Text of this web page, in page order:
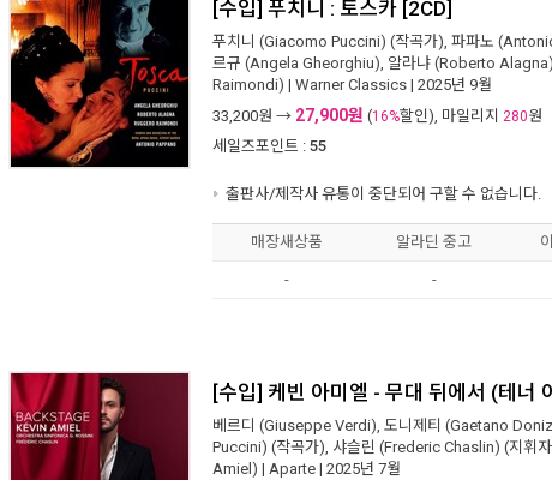
[수입] 푸치니 : 토스카 [2CD]
푸치니 (Giacomo Puccini) (작곡가), 파파노
르규 (Angela Gheorghiu), 알라냐 (Roberto Alagna)
Raimondi) | Warner Classics | 2025년 9월
33,200원 → 27,900원 (16%할인), 마일리지 280원
세일즈포인트 : 55
출판사/제작사 유통이 중단되어 구할 수 없습니다.
매장새상품 알라딘 중고
- -
[수입] 케빈 아미엘 - 무대 뒤에서 (테너
베르디 (Giuseppe Verdi), 도니제티 (Gaetano
Puccini) (작곡가), 샤슬린 (Frederic Chaslin) (지휘
Amiel) | Aparte | 2025년 7월